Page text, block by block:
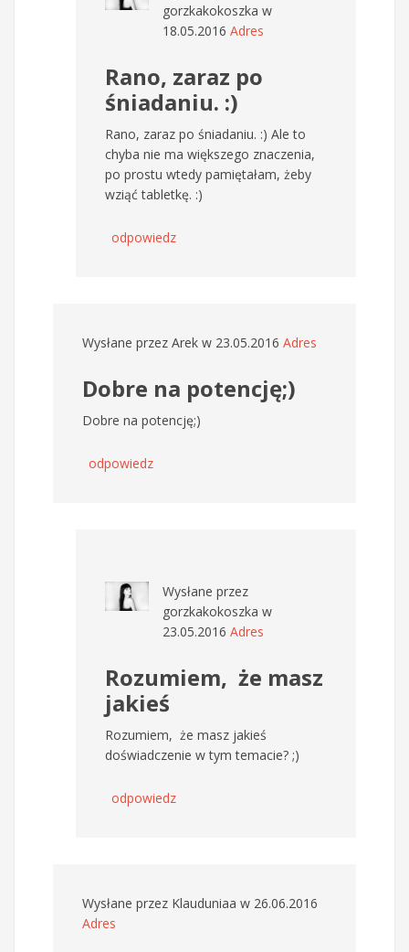
gorzkakokoszka w
18.05.2016 Adres
Rano, zaraz po
śniadaniu. :)
Rano, zaraz po śniadaniu. :) Ale to
chyba nie ma większego znaczenia,
po prostu wtedy pamiętałam, żeby
wziąć tabletkę. :)
odpowiedz
Wysłane przez Arek w 23.05.2016 Adres
Dobre na potencję;)
Dobre na potencję;)
odpowiedz
Wysłane przez
gorzkakokoszka w
23.05.2016 Adres
Rozumiem, że masz
jakieś
Rozumiem, że masz jakieś
doświadczenie w tym temacie? ;)
odpowiedz
Wysłane przez Klauduniaa w 26.06.2016
Adres